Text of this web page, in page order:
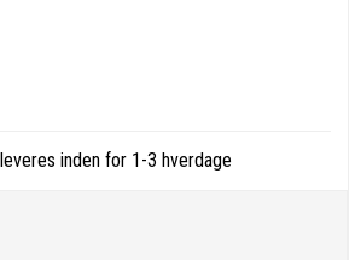
inden for 1-3 hverdage